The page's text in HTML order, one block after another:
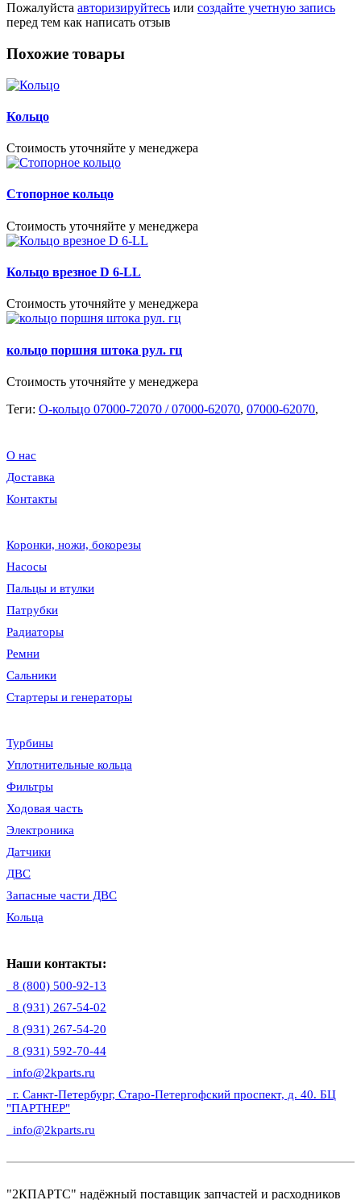
Пожалуйста авторизируйтесь или создайте учетную запись
перед тем как написать отзыв
Похожие товары
Кольцо
Стоимость уточняйте у менеджера
Стопорное кольцо
Стоимость уточняйте у менеджера
Кольцо врезное D 6-LL
Стоимость уточняйте у менеджера
кольцо поршня штока рул. гц
Стоимость уточняйте у менеджера
Теги: О-кольцо 07000-72070 / 07000-62070, 07000-62070,
О нас
Доставка
Контакты
Коронки, ножи, бокорезы
Насосы
Пальцы и втулки
Патрубки
Радиаторы
Ремни
Сальники
Стартеры и генераторы
Турбины
Уплотнительные кольца
Фильтры
Ходовая часть
Электроника
Датчики
ДВС
Запасные части ДВС
Кольца
Наши контакты:
8 (800) 500-92-13
8 (931) 267-54-02
8 (931) 267-54-20
8 (931) 592-70-44
info@2kparts.ru
г. Санкт-Петербург, Старо-Петергофский проспект, д. 40. БЦ
"ПАРТНЕР"
info@2kparts.ru
"2КПАРТС" надёжный поставщик запчастей и расходников